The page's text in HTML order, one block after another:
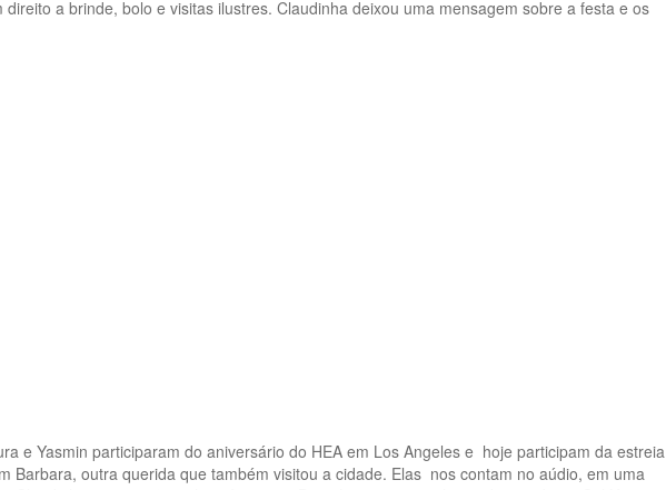
direito a brinde, bolo e visitas ilustres. Claudinha deixou uma mensagem sobre a festa e os
e Yasmin participaram do aniversário do HEA em Los Angeles e hoje participam da estreia
Barbara, outra querida que também visitou a cidade. Elas nos contam no aúdio, em uma